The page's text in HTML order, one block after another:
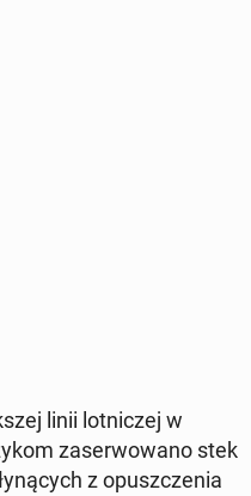
linii lot­ni­czej w
za­ser­wo­wa­no stek
z opusz­cze­nia